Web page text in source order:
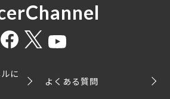
に
よくある質問